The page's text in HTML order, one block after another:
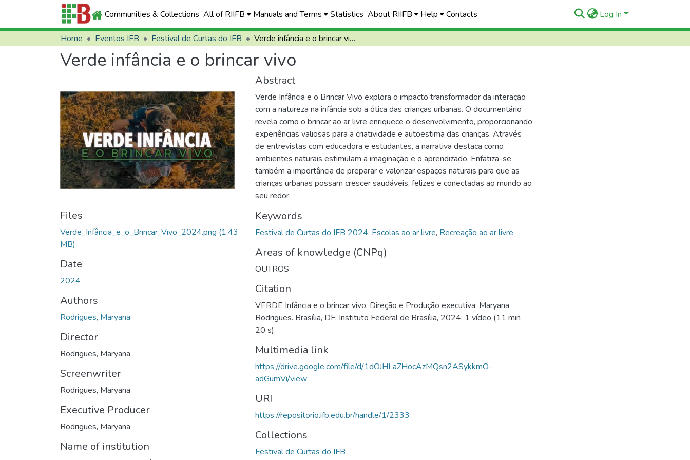
Communities & Collections All of RIIFB Manuals and Terms Statistics About RIIFB Help Contacts Log In
Home Eventos IFB Festival de Curtas do IFB Verde infância e o brincar vivo
Verde infância e o brincar vivo
Files
Verde_Infância_e_o_Brincar_Vivo_2024.png (1.43
MB)
Date
2024
Authors
Rodrigues, Maryana
Director
Rodrigues, Maryana
Screenwriter
Rodrigues, Maryana
Executive Producer
Rodrigues, Maryana
Name of institution
Abstract
Verde Infância e o Brincar Vivo explora o impacto transformador da interação
com a natureza na infância sob a ótica das crianças urbanas. O documentário
revela como o brincar ao ar livre enriquece o desenvolvimento, proporcionando
experiências valiosas para a criatividade e autoestima das crianças. Através
de entrevistas com educadora e estudantes, a narrativa destaca como
ambientes naturais estimulam a imaginação e o aprendizado. Enfatiza-se
também a importância de preparar e valorizar espaços naturais para que as
crianças urbanas possam crescer saudáveis, felizes e conectadas ao mundo ao
seu redor.
Keywords
Festival de Curtas do IFB 2024, Escolas ao ar livre, Recreação ao ar livre
Areas of knowledge (CNPq)
OUTROS
Citation
VERDE Infância e o brincar vivo. Direção e Produção executiva: Maryana
Rodrigues. Brasília, DF: Instituto Federal de Brasília, 2024. 1 vídeo (11 min
20 s).
Multimedia link
https://drive.google.com/file/d/1dOJHLaZHocAzMQsn2ASykkmO-
adGumVi/view
URI
https://repositorio.ifb.edu.br/handle/1/2333
Collections
Festival de Curtas do IFB